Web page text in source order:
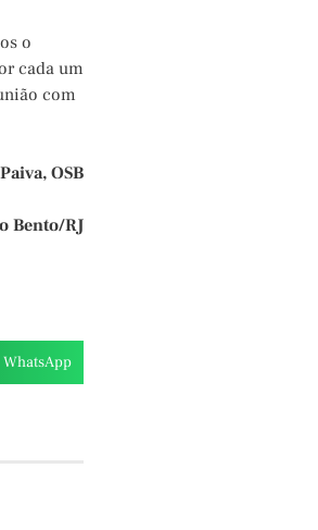
o
cada um
com
OSB
Bento/RJ
WhatsApp